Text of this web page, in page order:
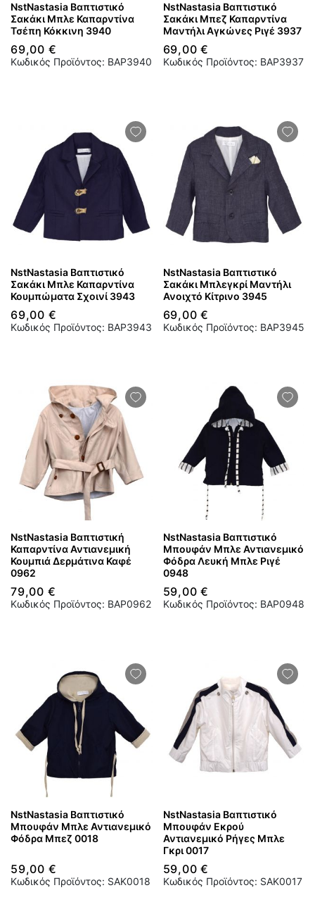
NstNastasia Βαπτιστικό
Σακάκι Μπλε Καπαρντίνα
Τσέπη Κόκκινη 3940
69,00 €
Κωδικός Προϊόντος: BAP3940
NstNastasia Βαπτιστικό
Σακάκι Μπεζ Καπαρντίνα
Μαντήλι Αγκώνες Ριγέ 3937
69,00 €
Κωδικός Προϊόντος: BAP3937
NstNastasia Βαπτιστικό
Σακάκι Μπλε Καπαρντίνα
Κουμπώματα Σχοινί 3943
69,00 €
Κωδικός Προϊόντος: BAP3943
NstNastasia Βαπτιστικό
Σακάκι Μπλεγκρί Μαντήλι
Ανοιχτό Κίτρινο 3945
69,00 €
Κωδικός Προϊόντος: BAP3945
NstNastasia Βαπτιστική
Καπαρντίνα Αντιανεμική
Κουμπιά Δερμάτινα Καφέ
0962
79,00 €
Κωδικός Προϊόντος: BAP0962
NstNastasia Βαπτιστικό
Μπουφάν Μπλε Αντιανεμικό
Φόδρα Λευκή Μπλε Ριγέ
0948
59,00 €
Κωδικός Προϊόντος: BAP0948
NstNastasia Βαπτιστικό
Μπουφάν Μπλε Αντιανεμικό
Φόδρα Μπεζ 0018
59,00 €
Κωδικός Προϊόντος: SAK0018
NstNastasia Βαπτιστικό
Μπουφάν Εκρού
Αντιανεμικό Ρήγες Μπλε
Γκρι 0017
59,00 €
Κωδικός Προϊόντος: SAK0017